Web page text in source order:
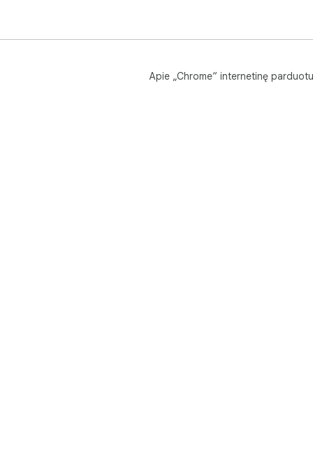
Apie „Chrome“ internetinę